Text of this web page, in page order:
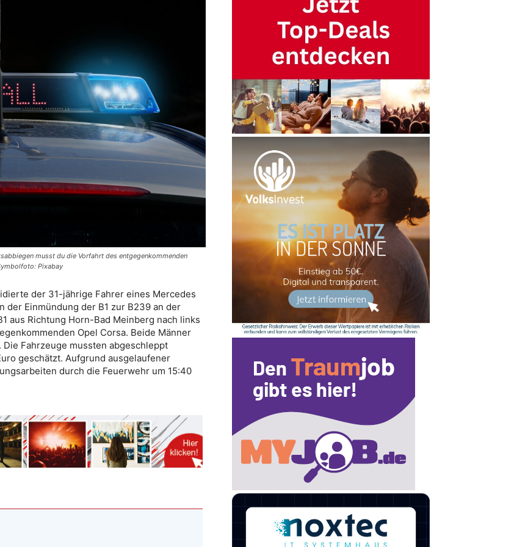
musst du die Vorfahrt des entgegenkommenden
Pixabay
der 31-jährige Fahrer eines Mercedes
der Einmündung der B1 zur B239 an der
aus Richtung Horn-Bad Meinberg nach links
Opel Corsa. Beide Männer
Fahrzeuge mussten abgeschleppt
geschätzt. Aufgrund ausgelaufener
durch die Feuerwehr um 15:40